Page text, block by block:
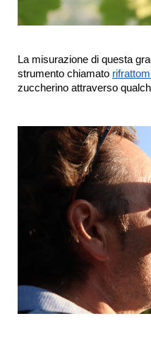
La misurazione di questa
strumento chiamato
zuccherino attraverso